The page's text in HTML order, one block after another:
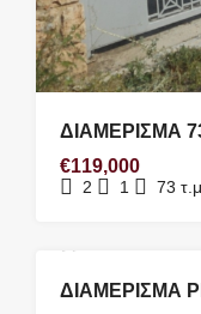
ΔΙΑΜΕΡΙΣΜΑ
€119,000
2 1 73 τ.μ.
ΔΙΑΜΕΡΙΣΜΑ